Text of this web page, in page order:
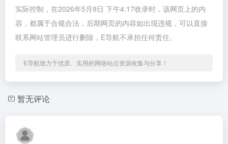
实际控制，在2026年5月9日 下午4:17收录时，该网页上的内
容，都属于合规合法，后期网页的内容如出现违规，可以直接
联系网站管理员进行删除，E导航不承担任何责任。
E导航致力于优质、实用的网络站点资源收集与分享！
暂无评论